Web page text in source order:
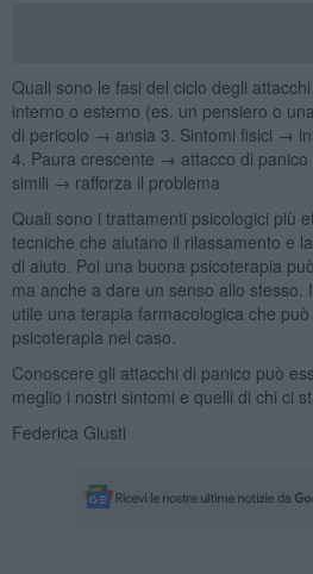
Quali sono le fasi del ciclo degli
interno o esterno (es. un pensiero o
di pericolo → ansia 3. Sintomi fisici →
4. Paura crescente → attacco di panico
simili → rafforza il problema
Quali sono i trattamenti psicologici più
tecniche che aiutano il rilassamento e
di aiuto. Poi una buona psicoterapia
ma anche a dare un senso allo stesso.
utile una terapia farmacologica che
psicoterapia nel caso.
Conoscere gli attacchi di panico può
meglio i nostri sintomi e quelli di chi ci
Federica Giusti